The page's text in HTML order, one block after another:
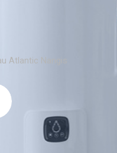
Atlantic Nangis